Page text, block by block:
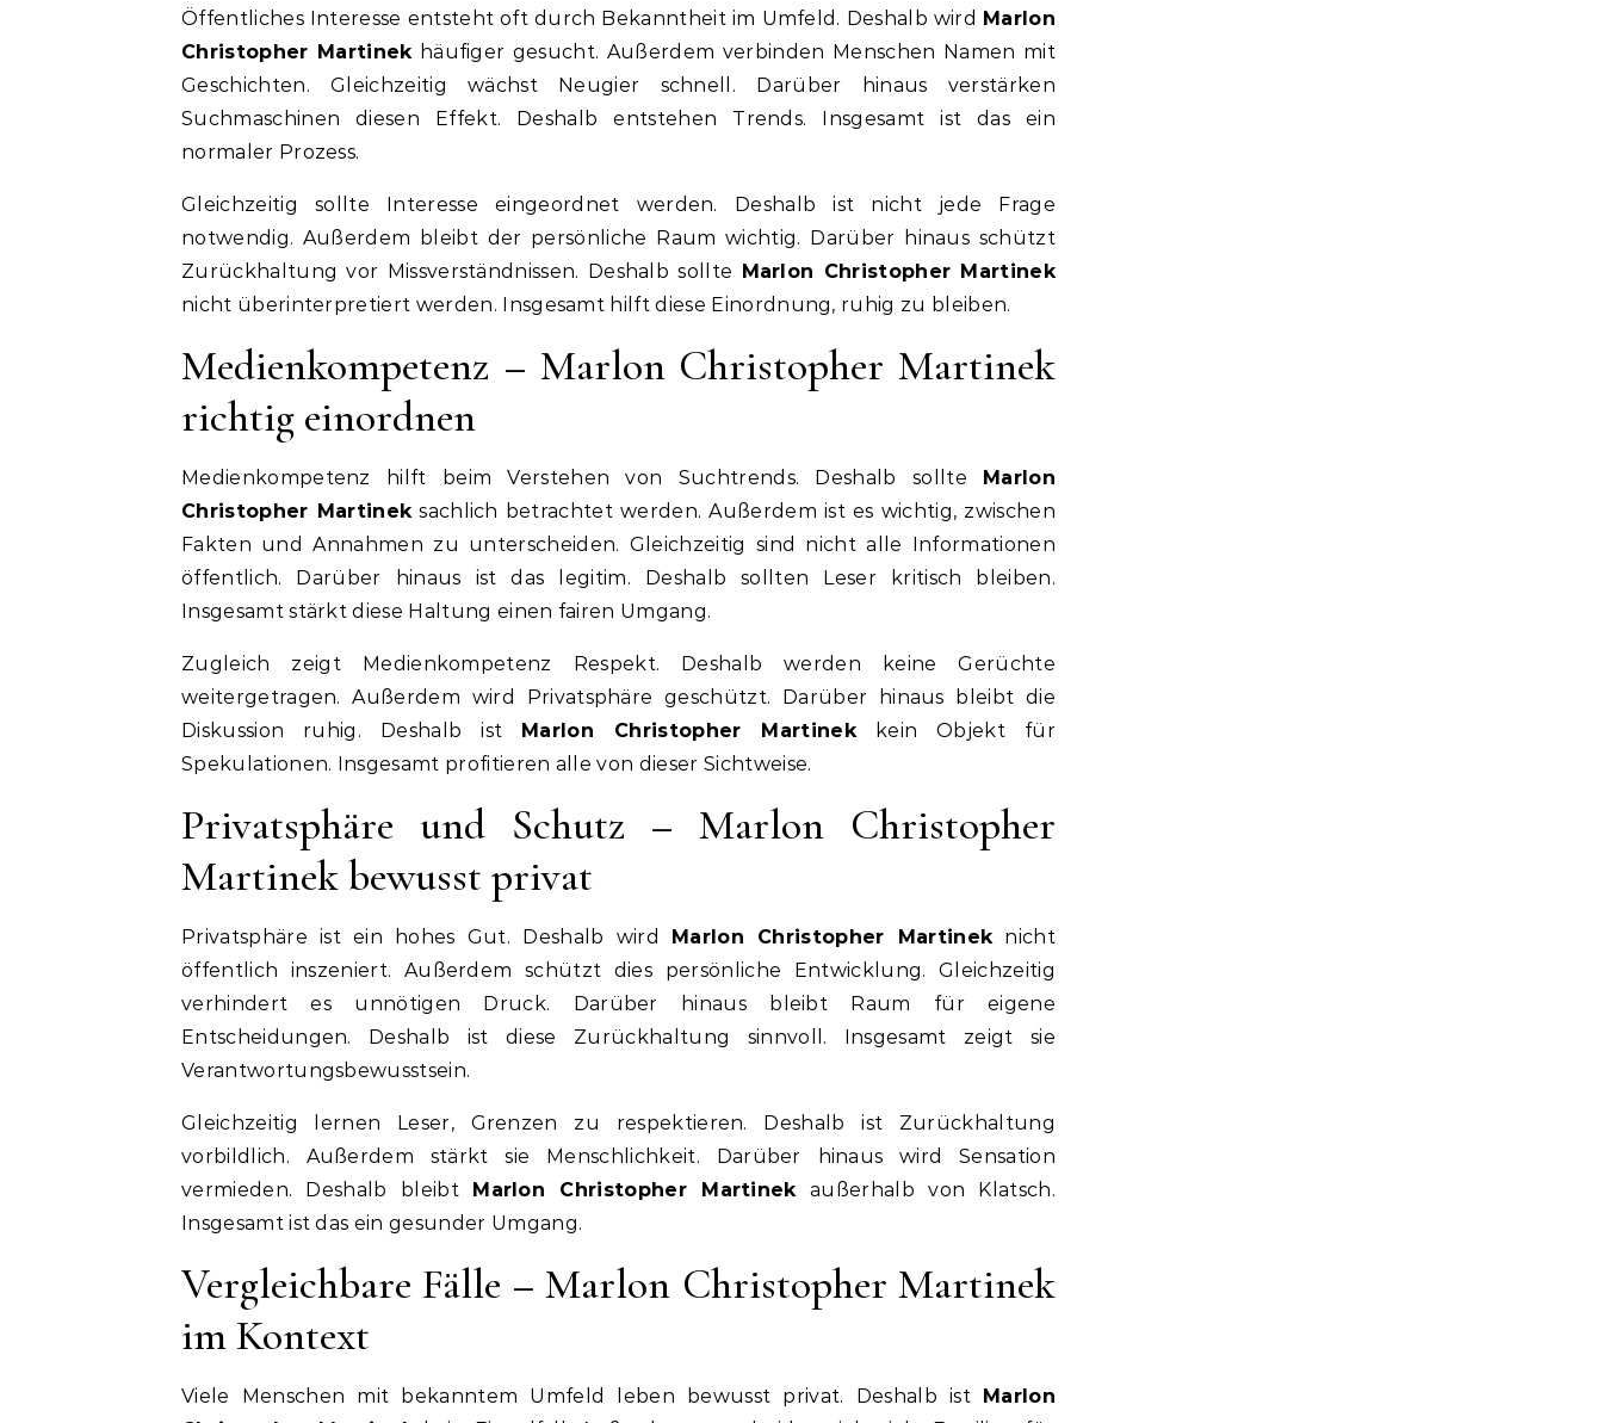
Öffentliches Interesse entsteht oft durch Bekanntheit im Umfeld. Deshalb wird Marlon
Christopher Martinek häufiger gesucht. Außerdem verbinden Menschen Namen mit
Geschichten. Gleichzeitig wächst Neugier schnell. Darüber hinaus verstärken
Suchmaschinen diesen Effekt. Deshalb entstehen Trends. Insgesamt ist das ein
normaler Prozess.
Gleichzeitig sollte Interesse eingeordnet werden. Deshalb ist nicht jede Frage
notwendig. Außerdem bleibt der persönliche Raum wichtig. Darüber hinaus schützt
Zurückhaltung vor Missverständnissen. Deshalb sollte Marlon Christopher Martinek
nicht überinterpretiert werden. Insgesamt hilft diese Einordnung, ruhig zu bleiben.
Medienkompetenz – Marlon Christopher Martinek
richtig einordnen
Medienkompetenz hilft beim Verstehen von Suchtrends. Deshalb sollte Marlon
Christopher Martinek sachlich betrachtet werden. Außerdem ist es wichtig, zwischen
Fakten und Annahmen zu unterscheiden. Gleichzeitig sind nicht alle Informationen
öffentlich. Darüber hinaus ist das legitim. Deshalb sollten Leser kritisch bleiben.
Insgesamt stärkt diese Haltung einen fairen Umgang.
Zugleich zeigt Medienkompetenz Respekt. Deshalb werden keine Gerüchte
weitergetragen. Außerdem wird Privatsphäre geschützt. Darüber hinaus bleibt die
Diskussion ruhig. Deshalb ist Marlon Christopher Martinek kein Objekt für
Spekulationen. Insgesamt profitieren alle von dieser Sichtweise.
Privatsphäre und Schutz – Marlon Christopher
Martinek bewusst privat
Privatsphäre ist ein hohes Gut. Deshalb wird Marlon Christopher Martinek nicht
öffentlich inszeniert. Außerdem schützt dies persönliche Entwicklung. Gleichzeitig
verhindert es unnötigen Druck. Darüber hinaus bleibt Raum für eigene
Entscheidungen. Deshalb ist diese Zurückhaltung sinnvoll. Insgesamt zeigt sie
Verantwortungsbewusstsein.
Gleichzeitig lernen Leser, Grenzen zu respektieren. Deshalb ist Zurückhaltung
vorbildlich. Außerdem stärkt sie Menschlichkeit. Darüber hinaus wird Sensation
vermieden. Deshalb bleibt Marlon Christopher Martinek außerhalb von Klatsch.
Insgesamt ist das ein gesunder Umgang.
Vergleichbare Fälle – Marlon Christopher Martinek
im Kontext
Viele Menschen mit bekanntem Umfeld leben bewusst privat. Deshalb ist Marlon